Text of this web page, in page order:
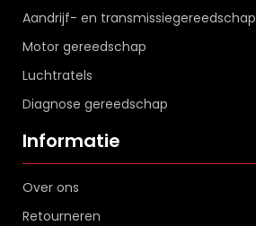
Aandrijf- en transmissiegereedschap
Motor gereedschap
Luchtratels
Diagnose gereedschap
Informatie
Over ons
Retourneren